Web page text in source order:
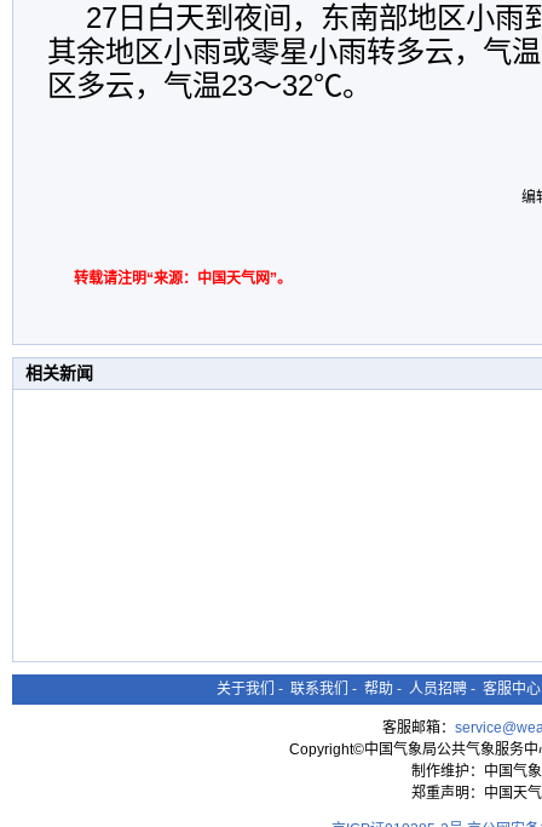
27日白天到夜间，东南部地区小雨
其余地区小雨或零星小雨转多云，气
区多云，气温23～32℃。
编
转载请注明“来源：中国天气网”。
相关新闻
关于我们 - 联系我们 - 帮助 - 人员招聘 - 客服中心
客服邮箱：
Copyright©中国气象局公共气象服务
制作维护：中国气
郑重声明：中国天